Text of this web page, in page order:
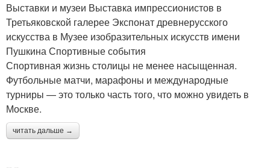
Выставки и музеи Выставка импрессионистов в
Третьяковской галерее Экспонат древнерусского
искусства в Музее изобразительных искусств имени
Пушкина Спортивные события
Спортивная жизнь столицы не менее насыщенная.
Футбольные матчи, марафоны и международные
турниры — это только часть того, что можно увидеть в
Москве.
читать дальше →